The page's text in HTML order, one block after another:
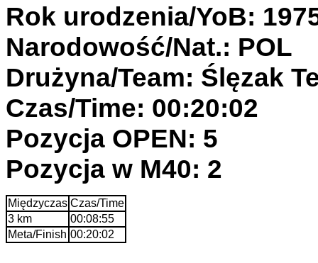
Rok urodzenia/YoB:
Narodowość/Nat.: POL
Drużyna/Team: Ślęzak
Czas/Time: 00:20:02
Pozycja OPEN: 5
Pozycja w M40: 2
Międzyczas Czas/Time
3 km
00:08:55
Meta/Finish 00:20:02